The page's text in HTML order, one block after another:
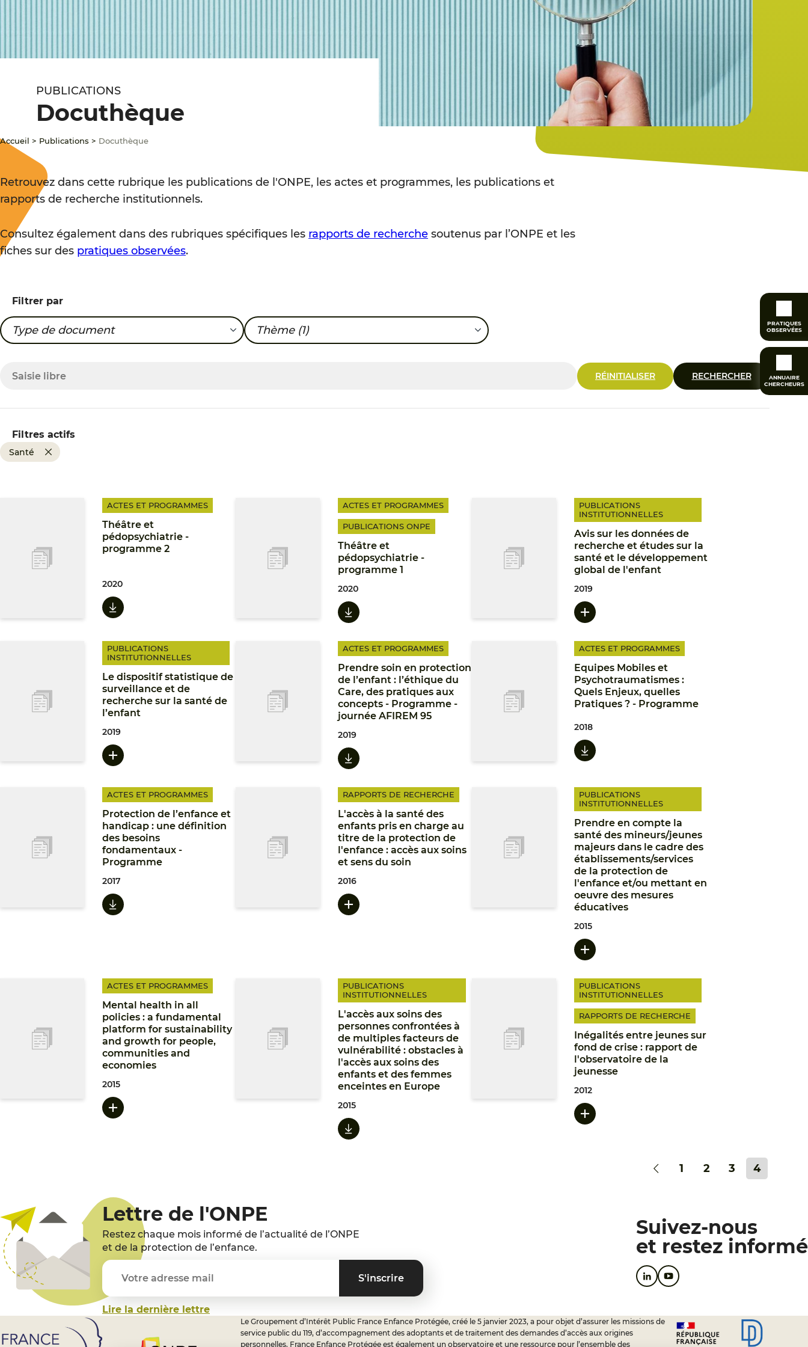
PRATIQUES
OBSERVÉES
ANNUAIRE
CHERCHEURS
PUBLICATIONS
Docuthèque
Accueil > Publications > Docuthèque
Retrouvez dans cette rubrique les publications de l'ONPE, les actes et programmes, les publications et
rapports de recherche institutionnels.
Consultez également dans des rubriques spécifiques les rapports de recherche soutenus par l’ONPE et les
fiches sur des pratiques observées.
Filtrer par
Actes et programmes
Type de document
Santé
Thème(1)
RÉINITIALISER RECHERCHER
Filtres actifs
Santé
ACTES ET PROGRAMMES
Théâtre et
pédopsychiatrie -
programme 2
2020
ACTES ET PROGRAMMES
PUBLICATIONS ONPE
Théâtre et
pédopsychiatrie -
programme 1
2020
PUBLICATIONS
INSTITUTIONNELLES
Avis sur les données de
recherche et études sur la
santé et le développement
global de l'enfant
2019
PUBLICATIONS
INSTITUTIONNELLES
Le dispositif statistique de
surveillance et de
recherche sur la santé de
l’enfant
2019
ACTES ET PROGRAMMES
Prendre soin en protection
de l’enfant : l’éthique du
Care, des pratiques aux
concepts - Programme -
journée AFIREM 95
2019
ACTES ET PROGRAMMES
Equipes Mobiles et
Psychotraumatismes :
Quels Enjeux, quelles
Pratiques ? - Programme
2018
ACTES ET PROGRAMMES
Protection de l’enfance et
handicap : une définition
des besoins
fondamentaux -
Programme
2017
RAPPORTS DE RECHERCHE
L'accès à la santé des
enfants pris en charge au
titre de la protection de
l'enfance : accès aux soins
et sens du soin
2016
PUBLICATIONS
INSTITUTIONNELLES
Prendre en compte la
santé des mineurs/jeunes
majeurs dans le cadre des
établissements/services
de la protection de
l'enfance et/ou mettant en
oeuvre des mesures
éducatives
2015
ACTES ET PROGRAMMES
Mental health in all
policies : a fundamental
platform for sustainability
and growth for people,
communities and
economies
2015
PUBLICATIONS
INSTITUTIONNELLES
L'accès aux soins des
personnes confrontées à
de multiples facteurs de
vulnérabilité : obstacles à
l'accès aux soins des
enfants et des femmes
enceintes en Europe
2015
PUBLICATIONS
INSTITUTIONNELLES
RAPPORTS DE RECHERCHE
Inégalités entre jeunes sur
fond de crise : rapport de
l'observatoire de la
jeunesse
2012
1 2 3 4
Lettre de l'ONPE
Restez chaque mois informé de l’actualité de l’ONPE
et de la protection de l’enfance.
Lire la dernière lettre
Suivez-nous
et restez informé
Le Groupement d’Intérêt Public France Enfance Protégée, créé le 5 janvier 2023, a pour objet d’assurer les missions de
service public du 119, d’accompagnement des adoptants et de traitement des demandes d’accès aux origines
personnelles. France Enfance Protégée est également un observatoire et une ressource pour l’ensemble des